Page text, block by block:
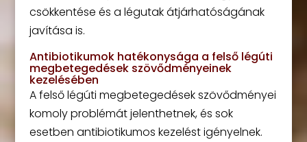
csökkentése és a légutak átjárhatóságának
javítása is.
Antibiotikumok hatékonysága a felső légúti
megbetegedések szövődményeinek
kezelésében
A felső légúti megbetegedések szövődményei
komoly problémát jelenthetnek, és sok
esetben antibiotikumos kezelést igényelnek.